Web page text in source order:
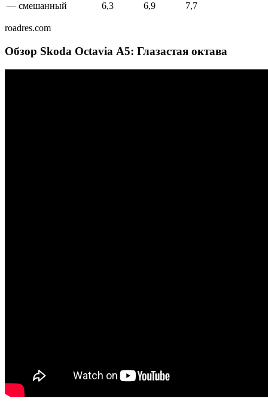
— смешанный
6,3 6,9 7,7
roadres.com
Обзор Skoda Octavia А5: Глазастая октава